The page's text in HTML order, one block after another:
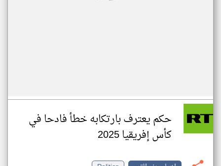
حكم يعترف بارتكابه خطأ فادحا في
كأس إفريقيا 2025